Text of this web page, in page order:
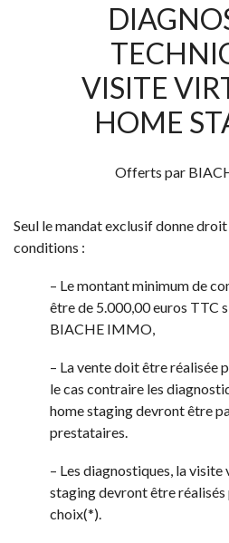
VISITE
HOME
Offerts par
Seul le mandat exclusif donne
conditions :
– Le montant minimum de
être de 5.000,00 euros TTC
BIACHE IMMO,
– La vente doit être réalisée
le cas contraire les
home staging devront être
prestataires.
– Les diagnostiques, la
staging devront être
choix(*).